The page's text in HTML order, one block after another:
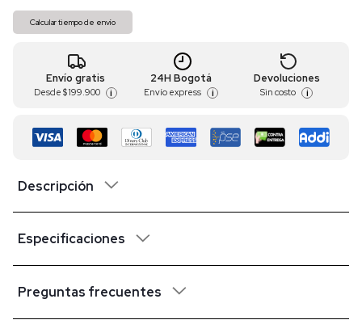
Calcular tiempo de envío
Envío gratis
Desde $ 199.900 i
24H Bogotá
Envío express i
Devoluciones
Sin costo i
Descripción
Especificaciones
Preguntas frecuentes